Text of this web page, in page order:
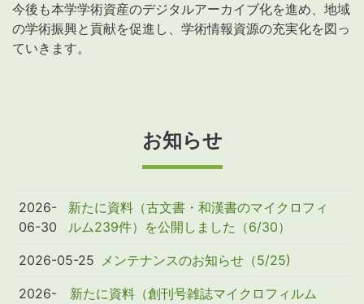
今後も本学学術資産のデジタルアーカイブ化を進め、地域
の学術振興と貢献を促進し、学術情報資源の充実化を図っ
ていきます。
お知らせ
2026-
06-30
新たに資料（古文書・和漢書のマイクロフィ
ルム239件）を公開しました（6/30）
2026-05-25 メンテナンスのお知らせ（5/25)
2026-
新たに資料（創刊号雑誌マイクロフィルム